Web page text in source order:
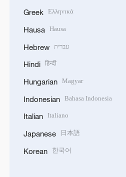
Greek Ελληνικά
Hausa Hausa
Hebrew עברית
Hindi हिन्दी
Hungarian Magyar
Indonesian Bahasa Indonesia
Italian Italiano
Japanese 日本語
Korean 한국어